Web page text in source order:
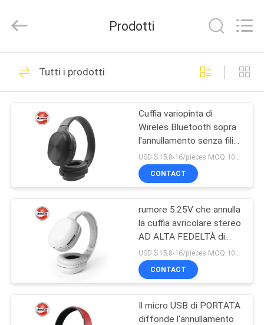
CASA
PRODOTTI
GIRO
DELLA
FABBRICA
CONTROLLO
DI
QUALITÀ
Electronics
Co,ltd.
Reserved.
Cuffia metallica di
Bluetooth
23
Diffonda
l'annullamento delle
cuffie di Bluetooth
42
43
Prodotti
Tutti i prodotti
Cuffia variopinta di
Wireles Bluetooth sopra
l'annullamento senza fili
di rumore del trasduttore
auricolare del computer
stereo pieghevole
USD $15.8-16/pieces MOQ:1000
CONTACT
rumore 5.25V che annulla
la cuffia avricolare stereo
AD ALTA FEDELTÀ di
musica delle cuffie di
Bluetooth
CONTACT
Il micro USB di PORTATA
diffonde l'annullamento